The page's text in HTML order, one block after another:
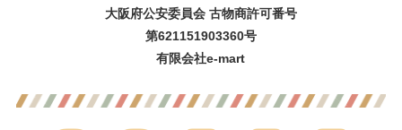
大阪府公安委員会 古物商許可番号
第621151903360号
有限会社e-mart